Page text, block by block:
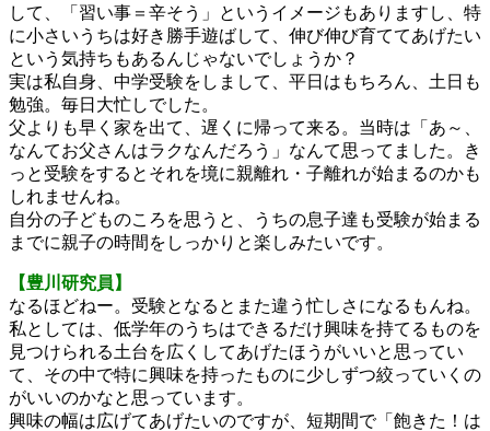
して、「習い事＝辛そう」というイメージもありますし、特
に小さいうちは好き勝手遊ばして、伸び伸び育ててあげたい
という気持ちもあるんじゃないでしょうか？
実は私自身、中学受験をしまして、平日はもちろん、土日も
勉強。毎日大忙しでした。
父よりも早く家を出て、遅くに帰って来る。当時は「あ～、
なんてお父さんはラクなんだろう」なんて思ってました。き
っと受験をするとそれを境に親離れ・子離れが始まるのかも
しれませんね。
自分の子どものころを思うと、うちの息子達も受験が始まる
までに親子の時間をしっかりと楽しみたいです。
【豊川研究員】
なるほどねー。受験となるとまた違う忙しさになるもんね。
私としては、低学年のうちはできるだけ興味を持てるものを
見つけられる土台を広くしてあげたほうがいいと思ってい
て、その中で特に興味を持ったものに少しずつ絞っていくの
がいいのかなと思っています。
興味の幅は広げてあげたいのですが、短期間で「飽きた！は